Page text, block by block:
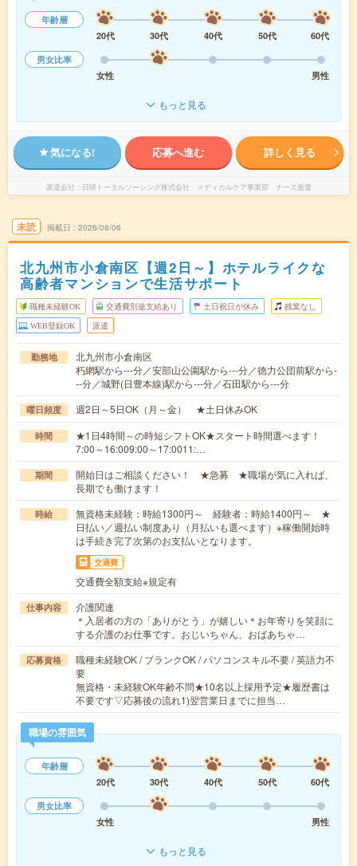
年齢層
20代
30代 40代 50代
60代
男女比率
女性
男性
もっと見る
気になる! 応募へ進む 詳しく見る
派遣会社 日研トータルソーシング株式会社 メディカルケア事業部 ナース派遣
未読 掲載日 2026/08/06
北九州市小倉南区【週2日～】ホテルライクな
高齢者マンションで生活サポート
職種未経験OK 交通費別途支給あり 土日祝日が休み 残業なし
WEB登録OK 派遣
勤務地
北九州市小倉南区
朽網駅から---分／安部山公園駅から---分／徳力公団前駅から-
--分／城野(日豊本線)駅から---分／石田駅から---分
曜日頻度 週2日～5日OK（月～金） ★土日休みOK
時間
★1日4時間～の時短シフトOK★スタート時間選べます！
7:00～16:009:00～17:0011:…
期間
開始日はご相談ください！ ★急募 ★職場が気に入れば、
長期でも働けます！
時給
無資格未経験：時給1300円～ 経験者：時給1400円～ ★
日払い／週払い制度あり（月払いも選べます）※稼働開始時
は手続き完了次第のお支払いとなります。
交通費
交通費全額支給※規定有
仕事内容
介護関連
＊入居者の方の「ありがとう」が嬉しい＊お年寄りを笑顔に
する介護のお仕事です。おじいちゃん、おばあちゃ…
応募資格
職種未経験OK / ブランクOK / パソコンスキル不要 / 英語力不
要
無資格・未経験OK年齢不問★10名以上採用予定★履歴書は
不要です▽応募後の流れ1)翌営業日までに担当…
職場の雰囲気
年齢層
20代
30代 40代 50代
60代
男女比率
女性
男性
もっと見る